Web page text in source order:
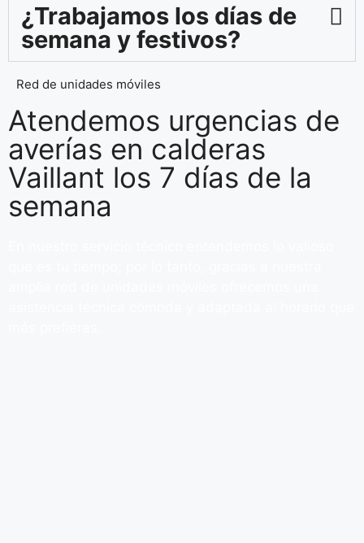
¿Trabajamos los días de
semana y festivos?
Red de unidades móviles
Atendemos urgencias de
averías en calderas
Vaillant los 7 días de la
semana